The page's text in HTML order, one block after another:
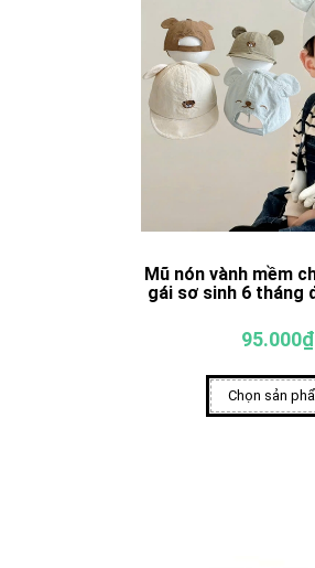
Mũ nón vành mềm
gái sơ sinh 6 tháng
95.000₫
Chọn sản